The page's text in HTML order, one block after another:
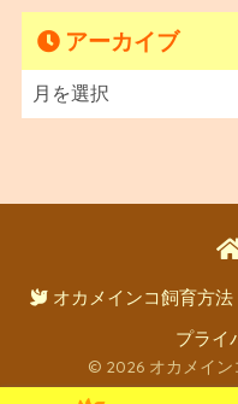
アーカイブ
オカメインコ飼育方法
プライ
© 2026 オカメイン